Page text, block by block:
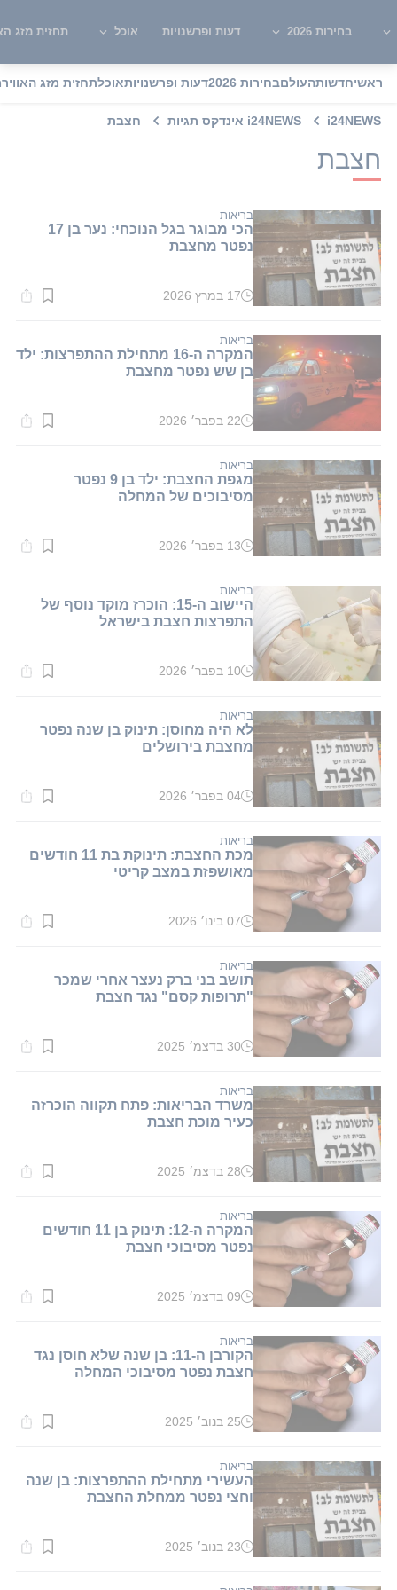
בחירות 2026 דעות ופרשנויות אוכל תחזית מזג
ראשיחדשותהעולםבחירות 2026 דעות ופרשנויותאוכלתחזית מזג האוויר
i24NEWS i24NEWS אינדקס תגיות חצבת
חצבת
בריאות
הכי מבוגר בגל הנוכחי: נער בן 17
נפטר מחצבת
זמן
דקות.
17 במרץ 2026
בריאות
המקרה ה-16 מתחילת ההתפרצות: ילד
בן שש נפטר מחצבת
זמן
דקות.
22 בפבר׳ 2026
בריאות
מגפת החצבת: ילד בן 9 נפטר
מסיבוכים של המחלה
זמן
דקות.
13 בפבר׳ 2026
בריאות
היישוב ה-15: הוכרז מוקד נוסף של
התפרצות חצבת בישראל
זמן
דקות.
10 בפבר׳ 2026
בריאות
לא היה מחוסן: תינוק בן שנה נפטר
מחצבת בירושלים
זמן
דקות.
04 בפבר׳ 2026
בריאות
מכת החצבת: תינוקת בת 11 חודשים
מאושפזת במצב קריטי
זמן
דקות.
07 בינו׳ 2026
בריאות
תושב בני ברק נעצר אחרי שמכר
"תרופות קסם" נגד חצבת
זמן
דקות.
30 בדצמ׳ 2025
בריאות
משרד הבריאות: פתח תקווה הוכרזה
כעיר מוכת חצבת
זמן
דקות.
28 בדצמ׳ 2025
בריאות
המקרה ה-12: תינוק בן 11 חודשים
נפטר מסיבוכי חצבת
זמן
דקות.
09 בדצמ׳ 2025
בריאות
הקורבן ה-11: בן שנה שלא חוסן נגד
חצבת נפטר מסיבוכי המחלה
זמן
דקות.
25 בנוב׳ 2025
בריאות
העשירי מתחילת ההתפרצות: בן שנה
וחצי נפטר ממחלת החצבת
זמן23 בנוב׳ 2025